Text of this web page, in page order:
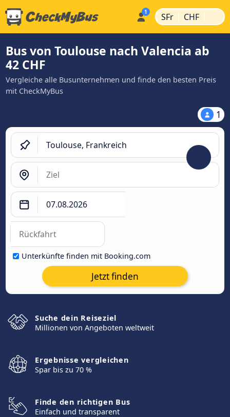
SFr | CHF |
Bus von Toulouse nach Valencia ab
42 CHF
Vergleiche alle Busunternehmen und finde den besten Preis
mit CheckMyBus
1
Unterkünfte finden mit Booking.com
Jetzt finden
Suche dein Reiseziel
Millionen von Angeboten weltweit
Ergebnisse vergleichen
Spar bis zu 70 %
Finde den richtigen Bus
Einfach und transparent